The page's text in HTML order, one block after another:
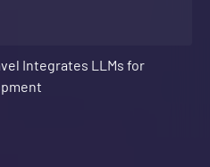
Integrates LLMs for